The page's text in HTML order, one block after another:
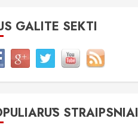
GALITE SEKTI
STRAIPSNIAI